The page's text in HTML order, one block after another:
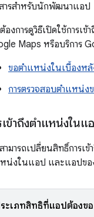
ารสำหรับนักพัฒนาแอป
องการดูวิธีเปิดใช้การเ
Maps หรือบริการ
ขอตำแหน่งในเบื้องหลั
การตรวจสอบตำแหน่
เข้าถึงตำแหน่งในแ
ามารถเปลี่ยนสิทธิ์การเ
น่งในแอป และแอปขอ
ะเภทสิทธิ์ที่แอปต้องขอ